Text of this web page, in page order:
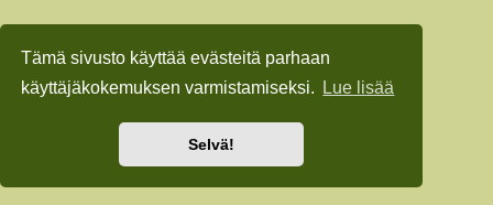
Tämä sivusto käyttää evästeitä parhaan
käyttäjäkokemuksen varmistamiseksi.
Lue lisää
Selvä!